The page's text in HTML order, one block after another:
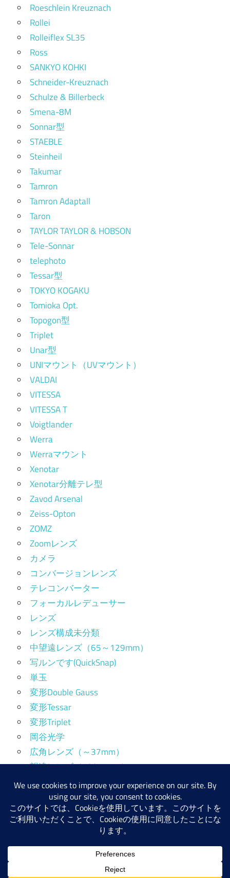
Roeschlein Kreuznach
Rollei
Rolleiflex SL35
Ross
SANKYO KOHKI
Schneider-Kreuznach
Schulze & Billerbeck
Smena-8M
Sonnar型
STAEBLE
Steinheil
Takumar
Tamron
Tamron Adaptall
Taron
TAYLOR TAYLOR & HOBSON
Tele-Sonnar
telephoto
Tessar型
TOKYO KOGAKU
Tomioka Opt.
Topogon型
Triplet
Unar型
UNIマウント（UVマウント）
VALDAI
VITESSA
VITESSA T
Voigtlander
Werra
Werraマウント
Xenotar
Xenotar分離テレ型
Zavod Arsenal
Zeiss-Opton
ZOMZ
Zoomレンズ
カメラ
コンバージョンレンズ
テレコンバーター
フォーカルレデューサー
レンズ
レンズ構成未分類
中望遠レンズ（65～129mm）
写ルンです(QuickSnap)
単玉
変形Double Gauss
変形Tessar
変形Triplet
岡谷光学
広角レンズ（～37mm）
望遠レンズ（130mm～）
標準レンズ（38～64mm）
産業用レンズ
WordPress テーマ: Maxwell by ThemeZee